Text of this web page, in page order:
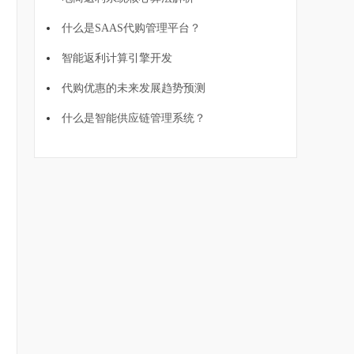
什么是SAAS代购管理平台？
智能返利计算引擎开发
代购优惠的未来发展趋势预测
什么是智能供应链管理系统？